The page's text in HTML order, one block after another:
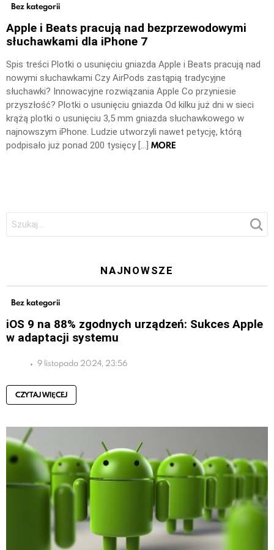
Bez kategorii
Apple i Beats pracują nad bezprzewodowymi
słuchawkami dla iPhone 7
Spis treści Plotki o usunięciu gniazda Apple i Beats pracują nad
nowymi słuchawkami Czy AirPods zastąpią tradycyjne
słuchawki? Innowacyjne rozwiązania Apple Co przyniesie
przyszłość? Plotki o usunięciu gniazda Od kilku już dni w sieci
krążą plotki o usunięciu 3,5 mm gniazda słuchawkowego w
najnowszym iPhone. Ludzie utworzyli nawet petycję, którą
podpisało już ponad 200 tysięcy […] MORE
Szukaj:
NAJNOWSZE
Bez kategorii
iOS 9 na 88% zgodnych urządzeń: Sukces Apple
w adaptacji systemu
9 listopada 2024, 23:56
CZYTAJ WIĘCEJ